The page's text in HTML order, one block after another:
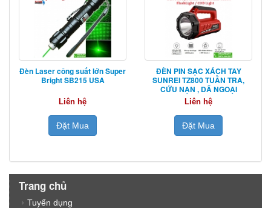
Đèn Laser công suất lớn Super
Bright SB215 USA
Liên hệ
Đặt Mua
ĐÈN PIN SẠC XÁCH TAY
SUNREI TZ800 TUẦN TRA,
CỨU NẠN , DÃ NGOẠI
Liên hệ
Đặt Mua
Trang chủ
Tuyển dụng